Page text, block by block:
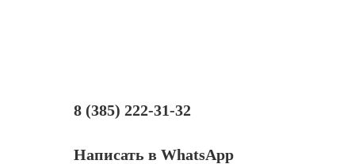
8 (385) 222-31-32
Написать в WhatsApp